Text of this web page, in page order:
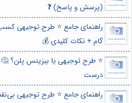
(پرسش و پاسخ) ❓
گام + نکات کلیدی 💰
⭐️ طرح توجیهی یا بیزینس پلن؟ 🤔
درست
راهنمای جامع ⭐️ طرح توجیهی